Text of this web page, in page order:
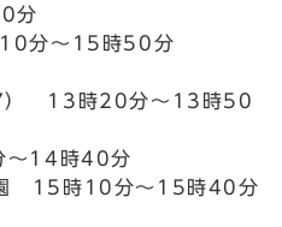
分
分～15時50分
7） 13時20分～13時50
～14時40分
園 15時10分～15時40分